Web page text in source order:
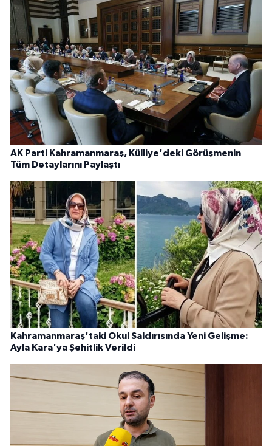
AK Parti Kahramanmaraş, Külliye'deki Görüşmenin
Tüm Detaylarını Paylaştı
Kahramanmaraş'taki Okul Saldırısında Yeni Gelişme:
Ayla Kara'ya Şehitlik Verildi